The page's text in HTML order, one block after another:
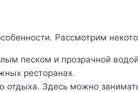
Рассмотрим
песком и прозрачной
ресторанах.
отдыха. Здесь можно